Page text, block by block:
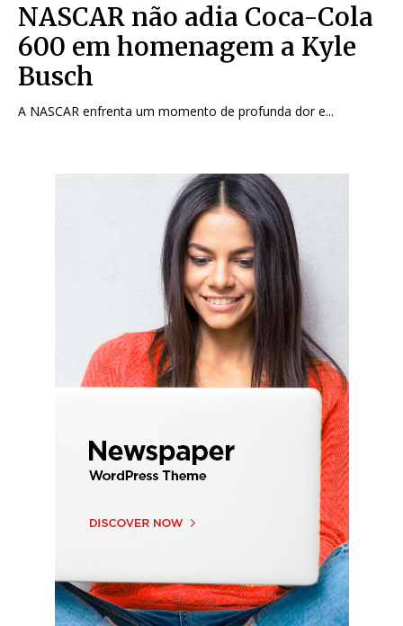
NASCAR não adia Coca-Cola
600 em homenagem a Kyle
Busch
A NASCAR enfrenta um momento de profunda dor e...